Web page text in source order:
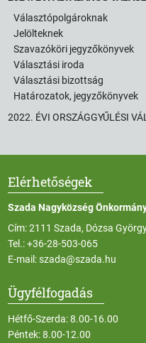
Választópolgároknak
Jelölteknek
Szavazóköri jegyzőkönyvek
Választási iroda
Választási bizottság
Határozatok, jegyzőkönyvek
2022. ÉVI ORSZÁGGYŰLÉSI
Elérhetőségek
Szada Nagyközség
Cím: 2111 Szada, Dózsa
Tel.:+36-28-503-065
E-mail:szada@szada.hu
Ügyfélfogadás
Hétfő-Szerda: 8.00-16.00
Péntek: 8.00-12.00